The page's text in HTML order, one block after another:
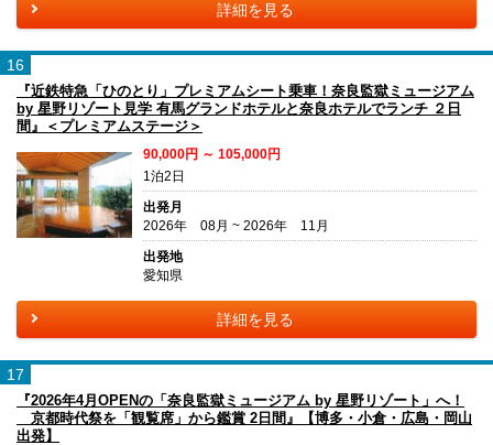
詳細を見る
16
『近鉄特急「ひのとり」プレミアムシート乗車！奈良監獄ミュージアム
by 星野リゾート見学 有馬グランドホテルと奈良ホテルでランチ ２日
間』＜プレミアムステージ＞
90,000円 ～ 105,000円
1泊2日
出発月
2026年 08月 ~ 2026年 11月
出発地
愛知県
詳細を見る
17
『2026年4月OPENの「奈良監獄ミュージアム by 星野リゾート」へ！
京都時代祭を「観覧席」から鑑賞 2日間』【博多・小倉・広島・岡山
出発】